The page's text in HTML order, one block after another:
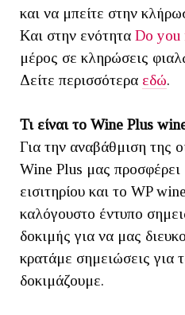
και να μπείτε στην
Και στην ενότητα Do you
μέρος σε κληρώσεις
Δείτε περισσότερα εδώ.
Τι είναι το Wine Plus
Για την αναβάθμιση της
Wine Plus μας προσφέρει
εισιτηρίου και το WP
καλόγουστο έντυπο
δοκιμής για να μας
κρατάμε σημειώσεις για
δοκιμάζουμε.